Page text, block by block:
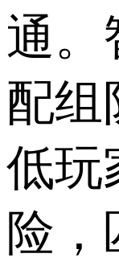
通。
配组
低玩
险，